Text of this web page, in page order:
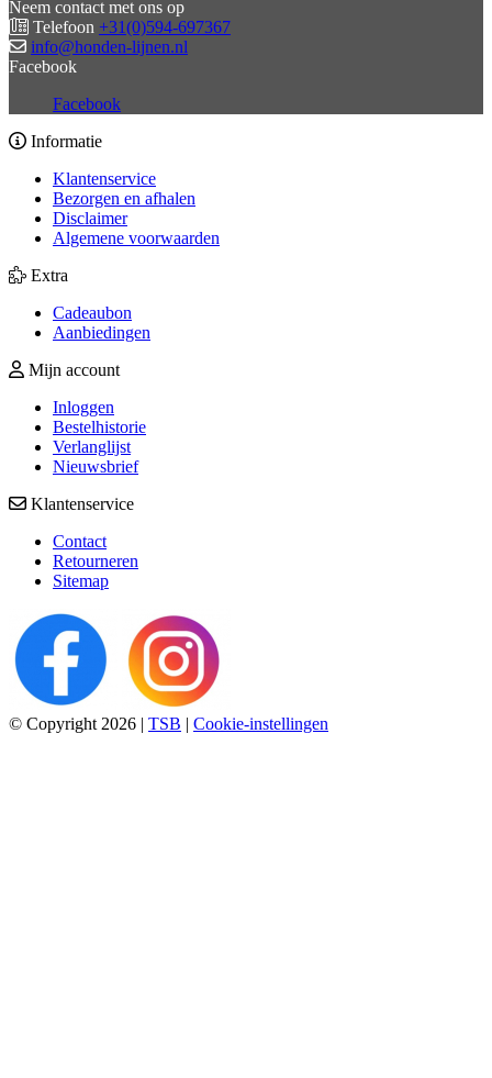
Neem contact met ons op
Telefoon +31(0)594-697367
info@honden-lijnen.nl
Facebook
Facebook
Informatie
Klantenservice
Bezorgen en afhalen
Disclaimer
Algemene voorwaarden
Extra
Cadeaubon
Aanbiedingen
Mijn account
Inloggen
Bestelhistorie
Verlanglijst
Nieuwsbrief
Klantenservice
Contact
Retourneren
Sitemap
© Copyright 2026 | TSB | Cookie-instellingen